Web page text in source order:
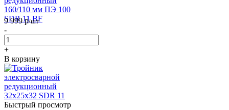
160/110 мм ПЭ 100
SDR 11 BF
9 999р/шт
-
+
В корзину
Быстрый просмотр